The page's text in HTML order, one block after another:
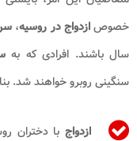
خصوصازدواج در روسیه،
سال باشند. افرادی که به
سنگینی روبرو خواهند شد.
ازدواج با دختران